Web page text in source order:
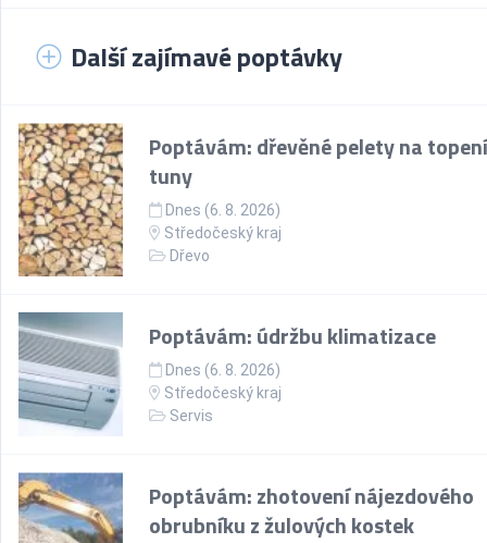
Další zajímavé poptávky
Poptávám: dřevěné pelety na
tuny
Dnes (6. 8. 2026)
Středočeský kraj
Dřevo
Poptávám: údržbu klimatizace
Dnes (6. 8. 2026)
Středočeský kraj
Servis
Poptávám: zhotovení nájezdového
obrubníku z žulových kostek